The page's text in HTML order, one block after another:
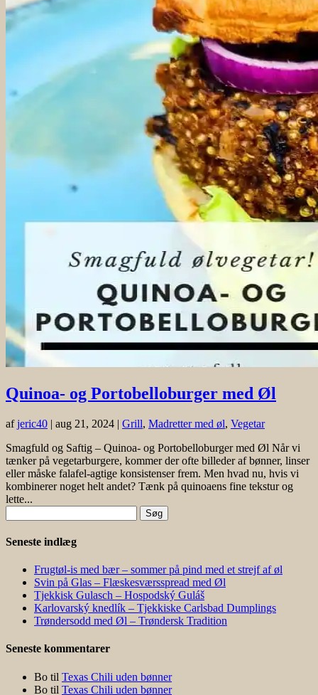
Quinoa- og Portobelloburger med Øl
afjeric40 | aug 21, 2024 | Grill, Madretter med øl, Vegetar
Smagfuld og Saftig – Quinoa- og Portobelloburger med Øl Når vi
tænker på vegetarburgere, kommer der ofte billeder af bønner, linser
eller måske falafel-agtige konsistenser frem. Men hvad nu, hvis vi
kombinerer noget helt andet? Tænk på quinoaens fine tekstur og
lette...
efter:
Seneste indlæg
Frugtøl-is med bær – sommer på pind med et strejf af øl
Svin på Glas – Flæskesværsspread med Øl
Tjekkisk Gulasch – Hospodský Guláš
Karlovarský knedlík – Tjekkiske Carlsbad Dumplings
Trøndersodd med Øl – Trøndersk Tradition
Seneste kommentarer
Bo til Texas Chili uden bønner
Bo til Texas Chili uden bønner